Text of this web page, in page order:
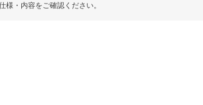
・内容をご確認ください。